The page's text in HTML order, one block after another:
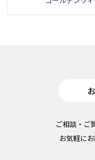
ご相談・ご
お気軽に